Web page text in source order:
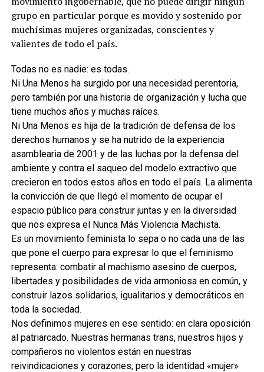
grupo en particular porque es movido y sostenido por
muchísimas mujeres organizadas, conscientes y
valientes de todo el país.
Todas no es nadie: es todas.
Ni Una Menos ha surgido por una necesidad perentoria,
pero también por una historia de organización y lucha que
tiene muchos años y muchas raíces.
Ni Una Menos es hija de la tradición de defensa de los
derechos humanos y se ha nutrido de la experiencia
asamblearia de 2001 y de las luchas por la defensa del
ambiente y contra el saqueo del modelo extractivo que
crecieron en todos estos años en todo el país. La alimenta
la convicción de que llegó el momento de ocupar el
espacio público para construir juntas y en la diversidad
que nos expresa el Nunca Más Violencia Machista.
Es un movimiento feminista lo sepa o no cada una de las
que pone el cuerpo para expresar lo que el feminismo
representa: combatir al machismo asesino de cuerpos,
libertades y posibilidades de vida armoniosa en común, y
construir lazos solidarios, igualitarios y democráticos en
toda la sociedad.
Nos definimos mujeres en ese sentido: en clara oposición
al patriarcado. Nuestras hermanas trans, nuestros hijos y
compañeros no violentos están en nuestras
reivindicaciones y corazones, pero la identidad «mujer»